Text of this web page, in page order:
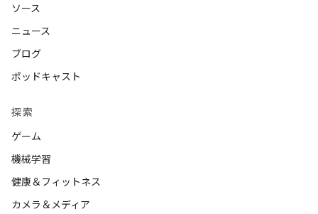
ソース
ニュース
ブログ
ポッドキャスト
探索
ゲーム
機械学習
健康＆フィットネス
カメラ＆メディア